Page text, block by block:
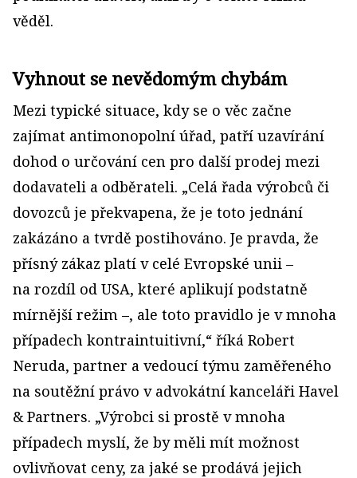
věděl.
Vyhnout se nevědomým chybám
Mezi typické situace, kdy se o věc začne
zajímat antimonopolní úřad, patří uzavírání
dohod o určování cen pro další prodej mezi
dodavateli a odběrateli. „Celá řada výrobců či
dovozců je překvapena, že je toto jednání
zakázáno a tvrdě postihováno. Je pravda, že
přísný zákaz platí v celé Evropské unii –
na rozdíl od USA, které aplikují podstatně
mírnější režim –, ale toto pravidlo je v mnoha
případech kontraintuitivní,“ říká Robert
Neruda, partner a vedoucí týmu zaměřeného
na soutěžní právo v advokátní kanceláři Havel
& Partners. „Výrobci si prostě v mnoha
případech myslí, že by měli mít možnost
ovlivňovat ceny, za jaké se prodává jejich